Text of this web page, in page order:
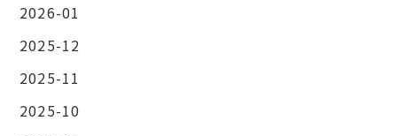
2026-01
2025-12
2025-11
2025-10